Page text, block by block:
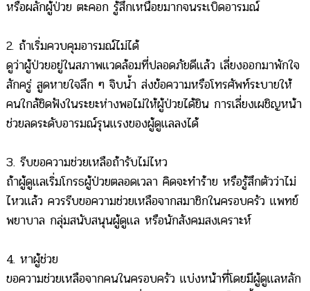
หรือผลักผู้ป่วย ตะคอก รู้สึกเหนื่อยมากจนระเบิดอารมณ์
2. ถ้าเริ่มควบคุมอารมณ์ไม่ได้
ดูว่าผู้ป่วยอยู่ในสภาพแวดล้อมที่ปลอดภัยดีแล้ว เลี่ยงออกมาพักใจ
สักครู่ สูดหายใจลึก ๆ จิบน้ำ ส่งข้อความหรือโทรศัพท์ระบายให้
คนใกล้ชิดฟังในระยะห่างพอไม่ให้ผู้ป่วยได้ยิน การเลี่ยงเผชิญหน้า
ช่วยลดระดับอารมณ์รุนแรงของผู้ดูแลลงได้
3. รีบขอความช่วยเหลือถ้ารับไม่ไหว
ถ้าผู้ดูแลเริ่มโกรธผู้ป่วยตลอดเวลา คิดจะทำร้าย หรือรู้สึกตัวว่าไม่
ไหวแล้ว ควรรีบขอความช่วยเหลือจากสมาชิกในครอบครัว แพทย์
พยาบาล กลุ่มสนับสนุนผู้ดูแล หรือนักสังคมสงเคราะห์
4. หาผู้ช่วย
ขอความช่วยเหลือจากคนในครอบครัว แบ่งหน้าที่โดยมีผู้ดูแลหลัก